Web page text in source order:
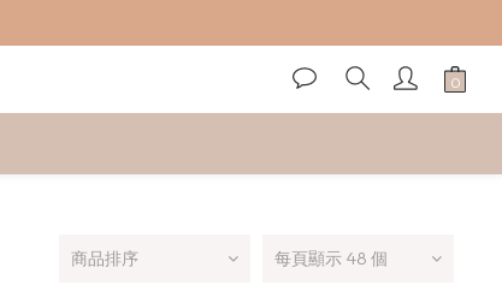
商品排序 每頁顯示 48 個